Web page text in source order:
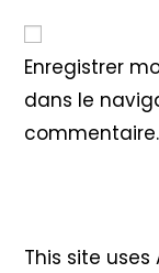
votre
site
(facultatif)
Enregistrer
dans le
commentaire.
This site